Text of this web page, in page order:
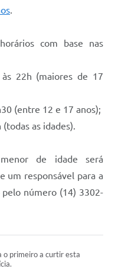
.
com base nas
22h (maiores de 17
(entre 12 e 17 anos);
as idades).
de idade será
um responsável para a
número (14) 3302-
o primeiro a curtir esta